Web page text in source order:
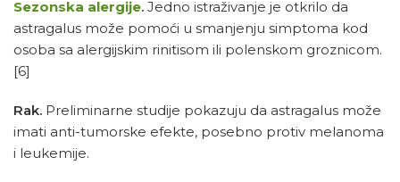
Sezonska alergije. Jedno istraživanje je otkrilo da
astragalus može pomoći u smanjenju simptoma kod
osoba sa alergijskim rinitisom ili polenskom groznicom.
[6]
Rak. Preliminarne studije pokazuju da astragalus može
imati anti-tumorske efekte, posebno protiv melanoma
i leukemije.